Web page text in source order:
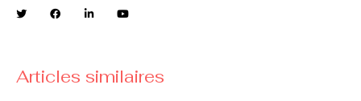
Articles similaires